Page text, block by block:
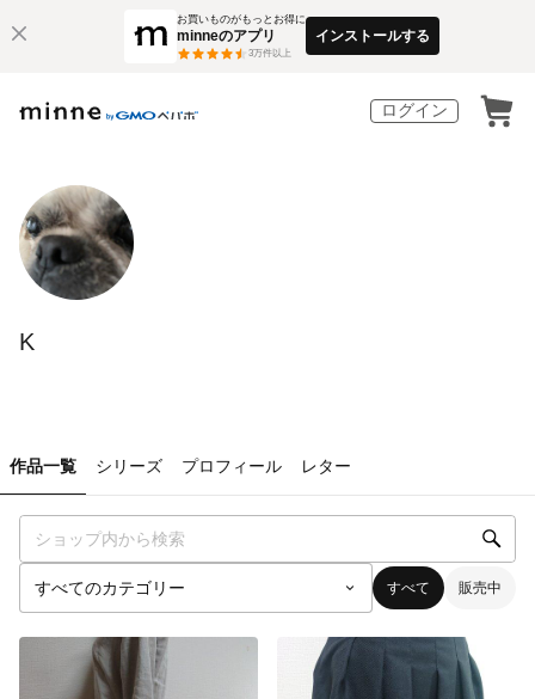
お買いものがもっとお得に
minneのアプリ
3万件以上
インストールする
ログイン
K
作品一覧 シリーズ プロフィール レター
すべて 販売中